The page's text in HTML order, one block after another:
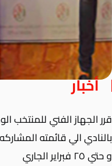
أخبار
قرر الجهاز الفني
و حتي ٢٥ فبراير الجاري